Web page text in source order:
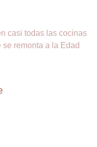
casi todas las cocinas
remonta a la Edad